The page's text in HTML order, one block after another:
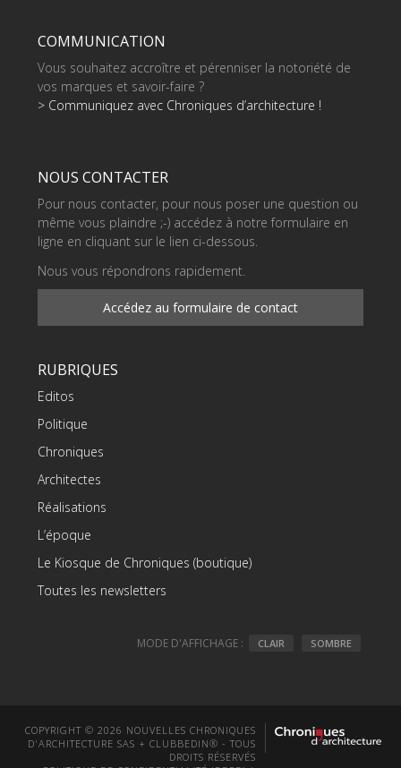
COMMUNICATION
Vous souhaitez accroître et pérenniser la notoriété de
vos marques et savoir-faire ?
> Communiquez avec Chroniques d’architecture !
NOUS CONTACTER
Pour nous contacter, pour nous poser une question ou
même vous plaindre ;-) accédez à notre formulaire en
ligne en cliquant sur le lien ci-dessous.
Nous vous répondrons rapidement.
Accédez au formulaire de contact
RUBRIQUES
Editos
Politique
Chroniques
Architectes
Réalisations
L’époque
Le Kiosque de Chroniques (boutique)
Toutes les newsletters
MODE D'AFFICHAGE : CLAIR SOMBRE
COPYRIGHT © 2026 NOUVELLES CHRONIQUES
D'ARCHITECTURE SAS + CLUBBEDIN® - TOUS
DROITS RÉSERVÉS